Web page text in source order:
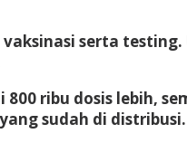
serta
ribu dosis lebih,
sudah di distribusi.